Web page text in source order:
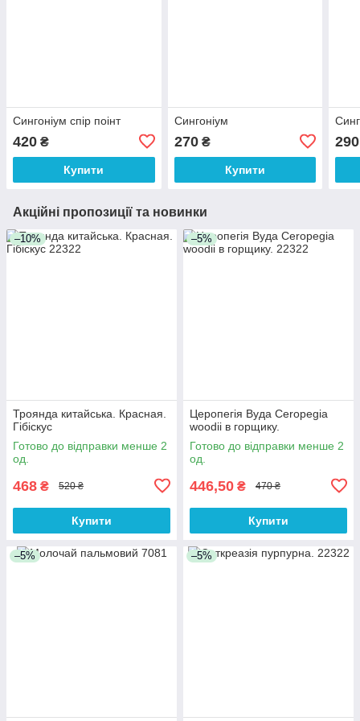
Сингоніум спір поінт
420 ₴
Купити
Сингоніум
270₴
Купити
290
Акційні пропозиції та новинки
–10%
Троянда китайська. Красная.
Гібіскус
Готово до відправки менше 2
од.
468 ₴ 520 ₴
Купити
–5%
Церопегія Вуда Ceropegia
woodii в горщику.
Готово до відправки менше 2
од.
446,50 ₴ 470 ₴
Купити
–5% –5%